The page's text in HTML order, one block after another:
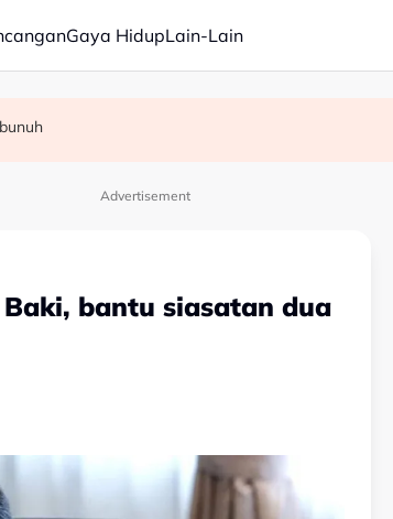
Gaya HidupLain-Lain
Advertisement
bantu siasatan dua